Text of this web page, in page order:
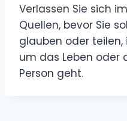
Verlassen Sie sich
Quellen, bevor Sie
glauben oder teilen,
um das Leben oder
Person geht.